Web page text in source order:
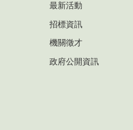
最新活動
招標資訊
機關徵才
政府公開資訊